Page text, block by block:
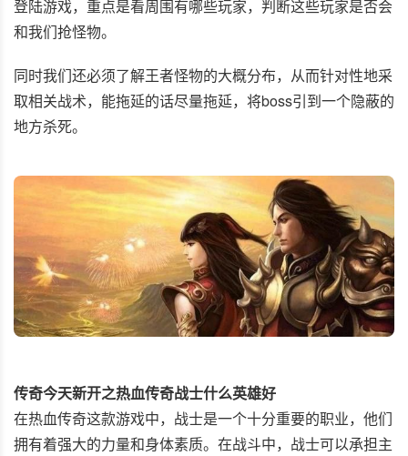
登陆游戏，重点是看周围有哪些玩家，判断这些玩家是否会
和我们抢怪物。
同时我们还必须了解王者怪物的大概分布，从而针对性地采
取相关战术，能拖延的话尽量拖延，将boss引到一个隐蔽的
地方杀死。
传奇今天新开之热血传奇战士什么英雄好
在热血传奇这款游戏中，战士是一个十分重要的职业，他们
拥有着强大的力量和身体素质。在战斗中，战士可以承担主